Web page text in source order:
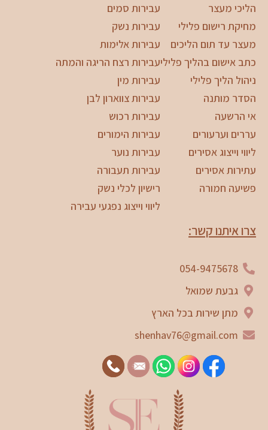
הליכי מעצר
מחיקת רישום פלילי
מעצר עד תום הליכים
כתב אישום בהליך פלילי
ניהול הליך פלילי
הסדר מותנה
אי הרשעה
עררים וערעורים
ליווי וייצוג אסירים
עתירות אסירים
פשיעה חמורה
עבירות סמים
עבירות נשק
עבירות אלימות
עבירות רצח הריגה והמתה
עבירות מין
עבירות צווארון לבן
עבירות רכוש
עבירות הימורים
עבירות נוער
עבירות תעבורה
רישיון לכלי נשק
ליווי וייצוג נפגעי עבירה
צרו איתנו קשר:
054-9475678
גבעת שמואל
מתן שירות בכל הארץ
shenhav76@gmail.com